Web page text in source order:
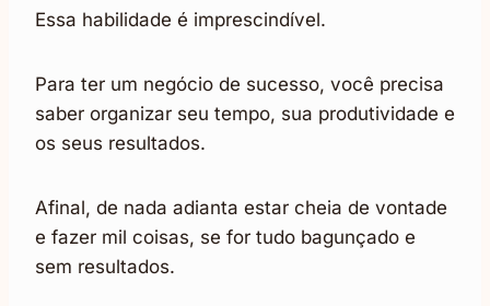
Essa habilidade é imprescindível.
Para ter um negócio de sucesso, você precisa
saber organizar seu tempo, sua produtividade e
os seus resultados.
Afinal, de nada adianta estar cheia de vontade
e fazer mil coisas, se for tudo bagunçado e
sem resultados.